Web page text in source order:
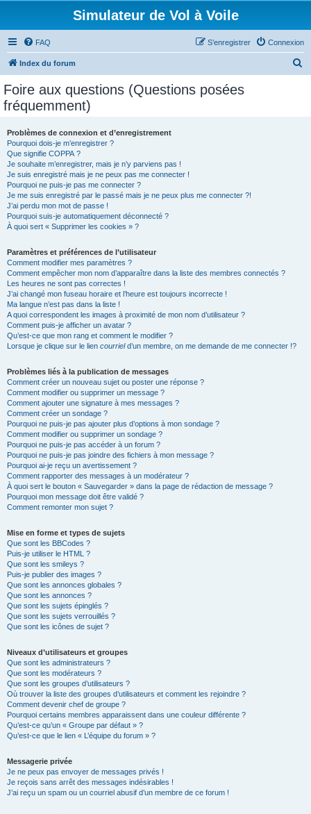
Simulateur de Vol à Voile
FAQ Connexion
S’enregistrer
Index du forum
Foire aux questions (Questions posées
fréquemment)
Problèmes de connexion et d’enregistrement
Pourquoi dois-je m’enregistrer ?
Que signifie COPPA ?
Je souhaite m’enregistrer, mais je n’y parviens pas !
Je suis enregistré mais je ne peux pas me connecter !
Pourquoi ne puis-je pas me connecter ?
Je me suis enregistré par le passé mais je ne peux plus me connecter ?!
J’ai perdu mon mot de passe !
Pourquoi suis-je automatiquement déconnecté ?
À quoi sert « Supprimer les cookies » ?
Paramètres et préférences de l’utilisateur
Comment modifier mes paramètres ?
Comment empêcher mon nom d’apparaître dans la liste des membres connectés ?
Les heures ne sont pas correctes !
J’ai changé mon fuseau horaire et l’heure est toujours incorrecte !
Ma langue n’est pas dans la liste !
A quoi correspondent les images à proximité de mon nom d’utilisateur ?
Comment puis-je afficher un avatar ?
Qu’est-ce que mon rang et comment le modifier ?
Lorsque je clique sur le lien courrield’un membre, on me demande de me connecter !?
Problèmes liés à la publication de messages
Comment créer un nouveau sujet ou poster une réponse ?
Comment modifier ou supprimer un message ?
Comment ajouter une signature à mes messages ?
Comment créer un sondage ?
Pourquoi ne puis-je pas ajouter plus d’options à mon sondage ?
Comment modifier ou supprimer un sondage ?
Pourquoi ne puis-je pas accéder à un forum ?
Pourquoi ne puis-je pas joindre des fichiers à mon message ?
Pourquoi ai-je reçu un avertissement ?
Comment rapporter des messages à un modérateur ?
À quoi sert le bouton « Sauvegarder » dans la page de rédaction de message ?
Pourquoi mon message doit être validé ?
Comment remonter mon sujet ?
Mise en forme et types de sujets
Que sont les BBCodes ?
Puis-je utiliser le HTML ?
Que sont les smileys ?
Puis-je publier des images ?
Que sont les annonces globales ?
Que sont les annonces ?
Que sont les sujets épinglés ?
Que sont les sujets verrouillés ?
Que sont les icônes de sujet ?
Niveaux d’utilisateurs et groupes
Que sont les administrateurs ?
Que sont les modérateurs ?
Que sont les groupes d’utilisateurs ?
Où trouver la liste des groupes d’utilisateurs et comment les rejoindre ?
Comment devenir chef de groupe ?
Pourquoi certains membres apparaissent dans une couleur différente ?
Qu’est-ce qu’un « Groupe par défaut » ?
Qu’est-ce que le lien « L’équipe du forum » ?
Messagerie privée
Je ne peux pas envoyer de messages privés !
Je reçois sans arrêt des messages indésirables !
J’ai reçu un spam ou un courriel abusif d’un membre de ce forum !